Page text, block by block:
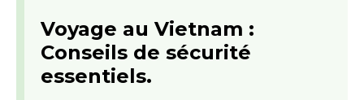
Voyage au Vietnam :
Conseils de sécurité
essentiels.